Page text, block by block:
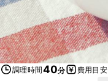
調理時間40分 費用目安